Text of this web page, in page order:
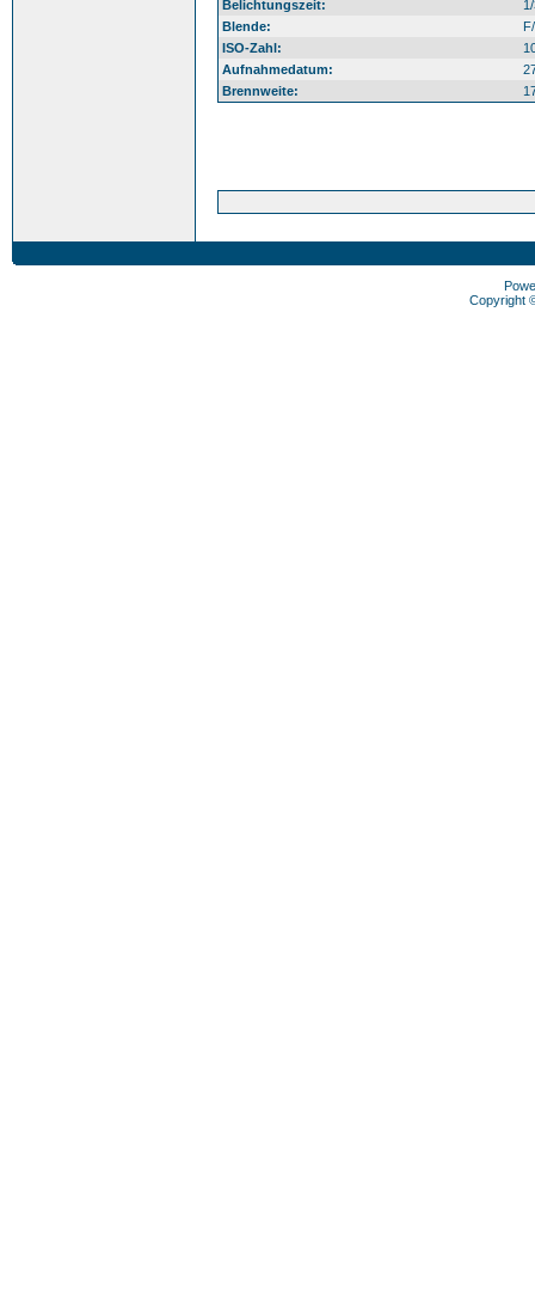
Belichtungszeit:
Blende:
ISO-Zahl:
Aufnahmedatum:
Brennweite:
Copyright